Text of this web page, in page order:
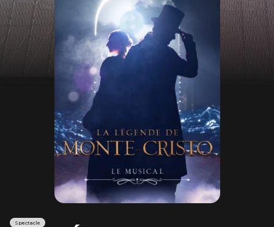
ENVOYER
Rivaj Group traite votre adresse électronique pour la gestion de votre
abonnement à la newsletter de
Mâcon Événements. Vous pouvez retirer votre
consentement à tout moment. Pour en savoir plus, consultez notre
politique de
protection des données
Spectacle